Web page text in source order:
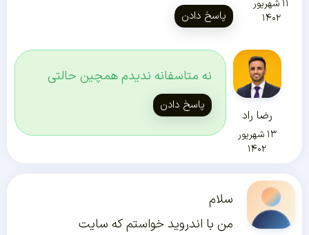
۱۱ شهریور
۱۴۰۲
پاسخ دادن
رضا راد
۱۳ شهریور
۱۴۰۲
نه متاسفانه ندیدم همچین حالتی
پاسخ دادن
سلام
من با اندروید خواستم که سایت